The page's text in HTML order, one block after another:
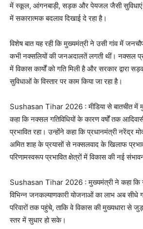
में स्कूल, आंगनबाड़ी, सड़क और पेयजल जैसी सुविधाएं
में सकारात्मक बदलाव दिखाई दे रहा है।
विशेष बात यह रही कि मुख्यमंत्री ने उसी गांव में
कभी नक्सलियों की जनअदालतें लगती थीं। नक्सल
में विकास कार्यों को गति मिली है और सरकार द्वारा
सुविधाओं के विस्तार पर काम किया जा रहा है।
Sushasan Tihar 2026 : मीडिया से बातचीत में
कहा कि नक्सल गतिविधियों के कारण वर्षों तक
प्रभावित रहा। उन्होंने कहा कि प्रधानमंत्री नरेंद्र
अमित शाह के प्रयासों से नक्सलवाद के खिलाफ
परिणामस्वरूप प्रभावित क्षेत्रों में विकास की नई
Sushasan Tihar 2026 : मुख्यमंत्री ने कहा कि
विभिन्न जनकल्याणकारी योजनाओं का लाभ अब सीधे
परिवारों तक पहुंचे, ताकि वे विकास की मुख्यधारा
स्तर में सुधार हो सके।